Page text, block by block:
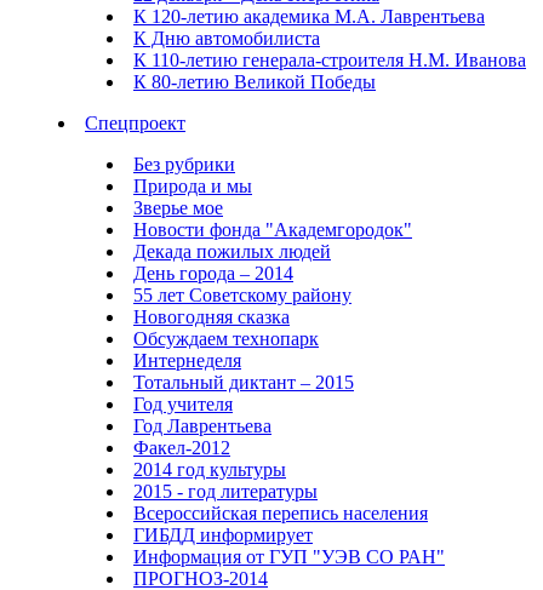
К 120-летию академика М.А. Лаврентьева
К Дню автомобилиста
К 110-летию генерала-строителя Н.М. Иванова
К 80-летию Великой Победы
Спецпроект
Без рубрики
Природа и мы
Зверье мое
Новости фонда "Академгородок"
Декада пожилых людей
День города – 2014
55 лет Советскому району
Новогодняя сказка
Обсуждаем технопарк
Интернеделя
Тотальный диктант – 2015
Год учителя
Год Лаврентьева
Факел-2012
2014 год культуры
2015 - год литературы
Всероссийская перепись населения
ГИБДД информирует
Информация от ГУП "УЭВ СО РАН"
ПРОГНОЗ-2014